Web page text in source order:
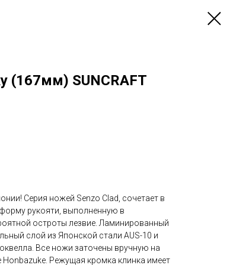
(167мм) SUNCRAFT
Серия ножей Senzo Clad, сочетает в
рукояти, выполненную в
остроты лезвие. Ламинированный
слой из Японской стали AUS-10 и
Все ножи заточены вручную на
Honbazuke. Режущая кромка клинка имеет